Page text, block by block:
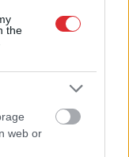
the
web or
guļamistabas
Zodiaka zīme